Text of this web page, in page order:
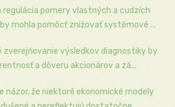
pomery vlastných a cudzích
mohla pomôcť znižovať systémové ...
zverejňovanie výsledkov diagnostiky by
a dôveru akcionárov a zá...
názor, že niektoré ekonomické modely